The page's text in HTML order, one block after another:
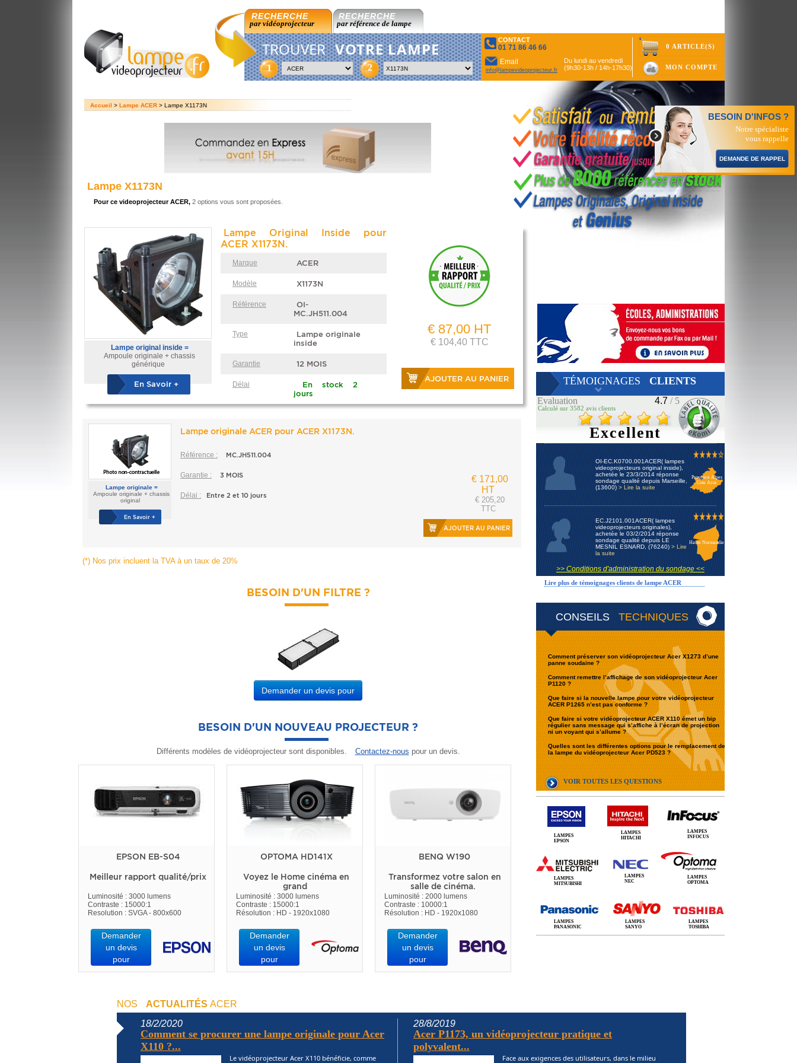
RECHERCHE
par vidéoprojecteur
RECHERCHE
par référence de lampe
TROUVER VOTRE LAMPE
1 2
CONTACT
01 71 86 46 66
Email
info@lampevideoprojecteur.fr
Du lundi au vendredi
(9h30-13h / 14h-17h30)
0 ARTICLE(S)
MON COMPTE
Accueil > Lampe ACER > Lampe X1173N
CONSEILS TECHNIQUES
BESOIN D'INFOS ?
Notre spécialiste
vous rappelle
DEMANDE DE RAPPEL
Comment préserver son vidéoprojecteur Acer X1273 d’une
panne soudaine ?
Comment remettre l’affichage de son vidéoprojecteur Acer
P1120 ?
Que faire si la nouvelle lampe pour votre vidéoprojecteur
ACER P1265 n’est pas conforme ?
Que faire si votre vidéoprojecteur ACER X110 émet un bip
régulier sans message qui s’affiche à l’écran de projection
ni un voyant qui s’allume ?
Quelles sont les différentes options pour le remplacement de
la lampe du vidéoprojecteur Acer PD523 ?
VOIR TOUTES LES QUESTIONS
TÉMOIGNAGES CLIENTS
Evaluation 4.7 / 5
Calculé sur 3582 avis clients
Excellent
OI-EC.K0700.001ACER( lampes
videoprojecteurs original inside),
achetée le 23/3/2014 réponse
sondage qualité depuis Marseille,
(13600) > Lire la suite
Provence Alpes
Cote Azur
EC.J2101.001ACER( lampes
videoprojecteurs originales),
achetée le 03/2/2014 réponse
sondage qualité depuis LE
MESNIL ESNARD, (76240) > Lire
la suite
Haute Normandie
>> Conditions d'administration du sondage <<
Lire plus de témoignages clients de lampe ACER
LAMPES
EPSON
LAMPES
HITACHI
LAMPES
INFOCUS
LAMPES
MITSUBISHI
LAMPES
NEC
LAMPES
OPTOMA
LAMPES
PANASONIC
LAMPES
SANYO
LAMPES
TOSHIBA
Lampe X1173N
Pour ce videoprojecteur ACER, 2 options vous sont proposées.
Lampe original inside =
Ampoule originale + chassis
générique
En Savoir +
Lampe Original Inside pour
ACER X1173N.
Marque ACER
Modèle X1173N
Référence
OI-
MC.JH511.004
Type
Lampe originale
inside
Garantie 12 MOIS
Délai
En stock 2
jours
€ 87,00 HT
€ 104,40 TTC
AJOUTER AU PANIER
Lampe originale =
Ampoule originale + chassis
original
En Savoir +
Lampe originale ACER pour ACER X1173N.
Référence : MC.JH511.004
Garantie : 3 MOIS
Délai : Entre 2 et 10 jours
€ 171,00
HT
€ 205,20
TTC
AJOUTER AU PANIER
(*) Nos prix incluent la TVA à un taux de 20%
BESOIN D'UN FILTRE ?
Demander un devis pour
BESOIN D'UN NOUVEAU PROJECTEUR ?
Différents modèles de vidéoprojecteur sont disponibles. Contactez-nous pour un devis.
EPSON EB-S04
Meilleur rapport qualité/prix
Luminosité : 3000 lumens
Contraste : 15000:1
Resolution : SVGA - 800x600
Demander
un devis
pour
OPTOMA HD141X
Voyez le Home cinéma en
grand
Luminosité : 3000 lumens
Contraste : 15000:1
Résolution : HD - 1920x1080
Demander
un devis
pour
BENQ W190
Transformez votre salon en
salle de cinéma.
Luminosité : 2000 lumens
Contraste : 10000:1
Résolution : HD - 1920x1080
Demander
un devis
pour
NOS ACTUALITÉS ACER
18/2/2020
Comment se procurer une lampe originale pour Acer
X110 ?...
Le vidéoprojecteur Acer X110 bénéficie, comme
28/8/2019
Acer P1173, un vidéoprojecteur pratique et
polyvalent...
Face aux exigences des utilisateurs, dans le milieu